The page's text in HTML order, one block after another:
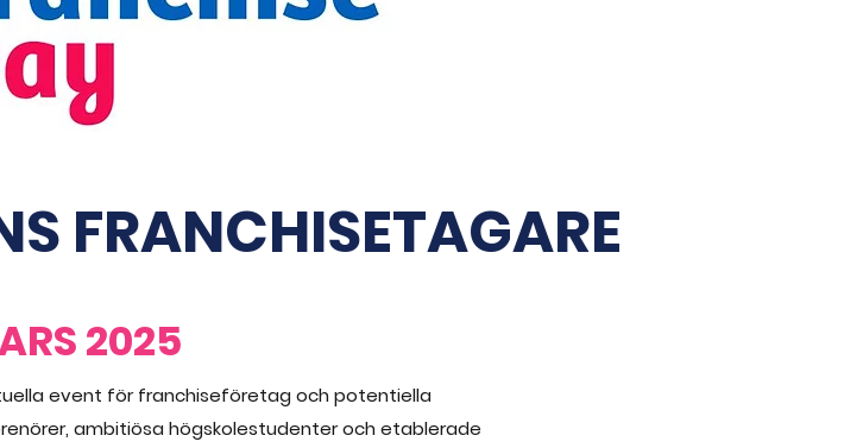
FRANCHISETAGARE
2025
event för franchiseföretag och potentiella
ambitiösa högskolestudenter och etablerade